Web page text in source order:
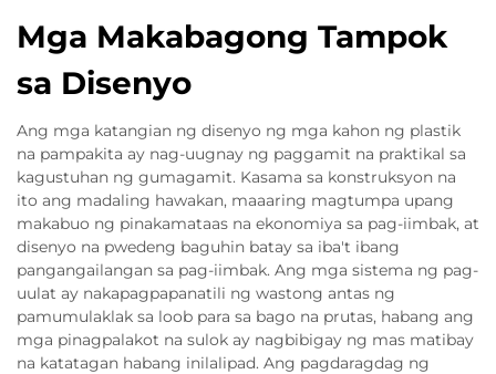
Mga Makabagong Tampok
sa Disenyo
Ang mga katangian ng disenyo ng mga kahon ng plastik
na pampakita ay nag-uugnay ng paggamit na praktikal sa
kagustuhan ng gumagamit. Kasama sa konstruksyon na
ito ang madaling hawakan, maaaring magtumpa upang
makabuo ng pinakamataas na ekonomiya sa pag-iimbak, at
disenyo na pwedeng baguhin batay sa iba't ibang
pangangailangan sa pag-iimbak. Ang mga sistema ng pag-
uulat ay nakapagpapanatili ng wastong antas ng
pamumulaklak sa loob para sa bago na prutas, habang ang
mga pinagpalakot na sulok ay nagbibigay ng mas matibay
na katatagan habang inilalipad. Ang pagdaragdag ng